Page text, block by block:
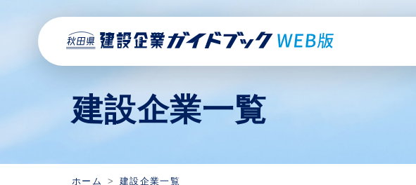
建設企業一覧
ホーム 建設企業一覧